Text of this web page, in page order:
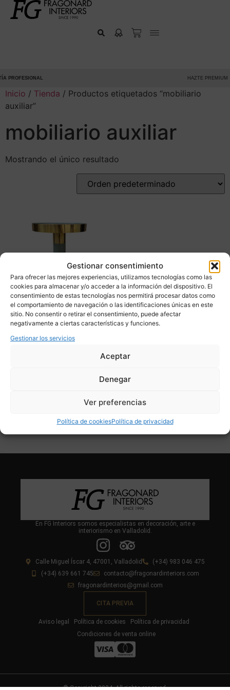
Gestionar consentimiento
Para ofrecer las mejores experiencias, utilizamos tecnologías como las
cookies para almacenar y/o acceder a la información del dispositivo. El
consentimiento de estas tecnologías nos permitirá procesar datos como
el comportamiento de navegación o las identificaciones únicas en este
sitio. No consentir o retirar el consentimiento, puede afectar
negativamente a ciertas características y funciones.
Gestionar los servicios
Aceptar
Denegar
Ver preferencias
Política de cookiesPolítica de privacidad
PROFESIONAL HAZTE PREMIUM
Inicio / Tienda / Productos etiquetados “mobiliario
auxiliar”
mobiliario auxiliar
Mostrando el único resultado
Mesa auxiliar “glossy
jade”, aluminio y esmalte,
90’s – Francia
En FG Interiors somos especialistas en decoración, arte e
interiorismo en Valladolid.
Calle Miguel Íscar 4, 47001, Valladolid
(+34) 983 046 475
(+34) 639 661 745
contacto@fragonardinteriors.com
fragonardinterios@gmail.com
CITA PREVIA
Aviso legal Política de cookies
Política de privacidad
Condiciones de venta online
© Copyright 2024. All rights reserved.